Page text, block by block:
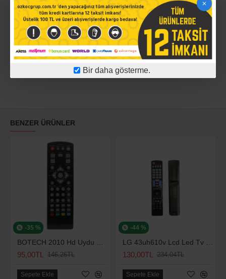
Bir daha gösterme.
ÜRÜN YORUMLARI
BENZER ÜRÜNLER
-35 %
95,00TL 146,26TL
Sepete Ekle
-44 %
130,00TL 234,04TL
Sepete Ekle